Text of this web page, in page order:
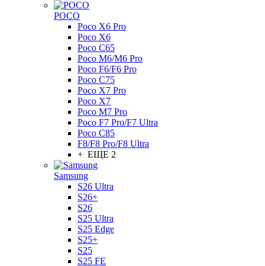
POCO
Poco X6 Pro
Poco X6
Poco C65
Poco M6/M6 Pro
Poco F6/F6 Pro
Poco C75
Poco X7 Pro
Poco X7
Poco M7 Pro
Poco F7 Pro/F7 Ultra
Poco C85
F8/F8 Pro/F8 Ultra
+ ЕЩЕ 2
Samsung
S26 Ultra
S26+
S26
S25 Ultra
S25 Edge
S25+
S25
S25 FE